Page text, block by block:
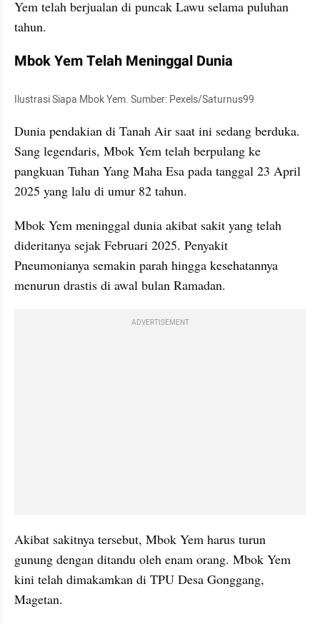
Yem telah berjualan di puncak Lawu selama puluhan
tahun.
Mbok Yem Telah Meninggal Dunia
Ilustrasi Siapa Mbok Yem. Sumber: Pexels/Saturnus99
Dunia pendakian di Tanah Air saat ini sedang berduka.
Sang legendaris, Mbok Yem telah berpulang ke
pangkuan Tuhan Yang Maha Esa pada tanggal 23 April
2025 yang lalu di umur 82 tahun.
Mbok Yem meninggal dunia akibat sakit yang telah
dideritanya sejak Februari 2025. Penyakit
Pneumonianya semakin parah hingga kesehatannya
menurun drastis di awal bulan Ramadan.
ADVERTISEMENT
Akibat sakitnya tersebut, Mbok Yem harus turun
gunung dengan ditandu oleh enam orang. Mbok Yem
kini telah dimakamkan di TPU Desa Gonggang,
Magetan.